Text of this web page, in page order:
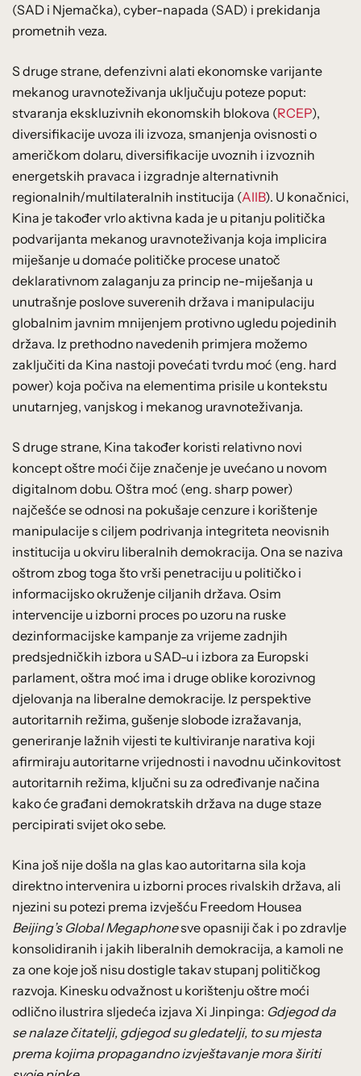
(SAD i Njemačka), cyber-napada (SAD) i prekidanja
prometnih veza.
S druge strane, defenzivni alati ekonomske varijante
mekanog uravnoteživanja uključuju poteze poput:
stvaranja ekskluzivnih ekonomskih blokova (RCEP),
diversifikacije uvoza ili izvoza, smanjenja ovisnosti o
američkom dolaru, diversifikacije uvoznih i izvoznih
energetskih pravaca i izgradnje alternativnih
regionalnih/multilateralnih institucija (AIIB). U konačnici,
Kina je također vrlo aktivna kada je u pitanju politička
podvarijanta mekanog uravnoteživanja koja implicira
miješanje u domaće političke procese unatoč
deklarativnom zalaganju za princip ne-miješanja u
unutrašnje poslove suverenih država i manipulaciju
globalnim javnim mnijenjem protivno ugledu pojedinih
država. Iz prethodno navedenih primjera možemo
zaključiti da Kina nastoji povećati tvrdu moć (eng. hard
power) koja počiva na elementima prisile u kontekstu
unutarnjeg, vanjskog i mekanog uravnoteživanja.
S druge strane, Kina također koristi relativno novi
koncept oštre moći čije značenje je uvećano u novom
digitalnom dobu. Oštra moć (eng. sharp power)
najčešće se odnosi na pokušaje cenzure i korištenje
manipulacije s ciljem podrivanja integriteta neovisnih
institucija u okviru liberalnih demokracija. Ona se naziva
oštrom zbog toga što vrši penetraciju u političko i
informacijsko okruženje ciljanih država. Osim
intervencije u izborni proces po uzoru na ruske
dezinformacijske kampanje za vrijeme zadnjih
predsjedničkih izbora u SAD-u i izbora za Europski
parlament, oštra moć ima i druge oblike korozivnog
djelovanja na liberalne demokracije. Iz perspektive
autoritarnih režima, gušenje slobode izražavanja,
generiranje lažnih vijesti te kultiviranje narativa koji
afirmiraju autoritarne vrijednosti i navodnu učinkovitost
autoritarnih režima, ključni su za određivanje načina
kako će građani demokratskih država na duge staze
percipirati svijet oko sebe.
Kina još nije došla na glas kao autoritarna sila koja
direktno intervenira u izborni proces rivalskih država, ali
njezini su potezi prema izvješću Freedom Housea
Beijing’s Global Megaphonesve opasniji čak i po zdravlje
konsolidiranih i jakih liberalnih demokracija, a kamoli ne
za one koje još nisu dostigle takav stupanj političkog
razvoja. Kinesku odvažnost u korištenju oštre moći
odlično ilustrira sljedeća izjava Xi Jinpinga: Gdjegod da
se nalaze čitatelji, gdjegod su gledatelji, to su mjesta
prema kojima propagandno izvještavanje mora širiti